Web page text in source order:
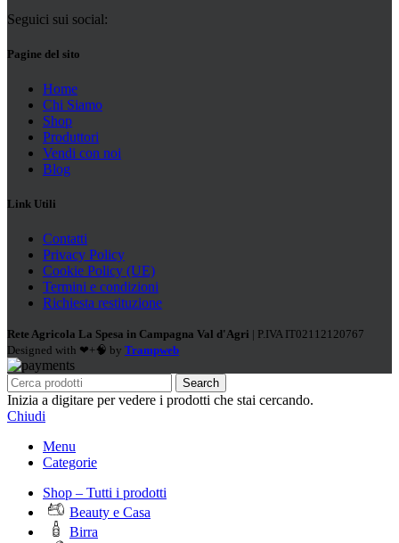
Seguici sui social:
Pagine del sito
Home
Chi Siamo
Shop
Produttori
Vendi con noi
Blog
Link Utili
Contatti
Privacy Policy
Cookie Policy (UE)
Termini e condizioni
Richiesta restituzione
Rete Agricola La Spesa in Campagna Val d'Agri | P.IVA IT02112120767
Designed with ❤+🧠 by Trampweb
Search
Inizia a digitare per vedere i prodotti che stai cercando.
Chiudi
Menu
Categorie
Shop – Tutti i prodotti
Beauty e Casa
Birra